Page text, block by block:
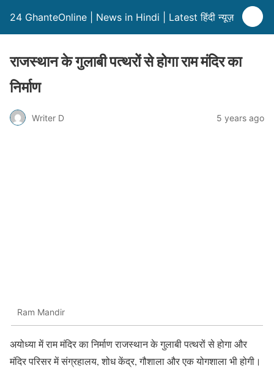
24 GhanteOnline | News in Hindi | Latest हिंदी न्यूज़
राजस्थान के गुलाबी पत्थरों से होगा राम मंदिर का
निर्माण
Writer D 5 years ago
Ram Mandir
अयोध्या में राम मंदिर का निर्माण राजस्थान के गुलाबी पत्थरों से होगा और
मंदिर परिसर में संग्रहालय, शोध केंद्र, गौशाला और एक योगशाला भी होगी।